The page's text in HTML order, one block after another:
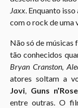
Jaxx. Enquanto
com o rock de uma
Não só de músicas
tão conhecidos
Bryan Cranston,
atores soltam a
Jovi
Guns
entre outras. O